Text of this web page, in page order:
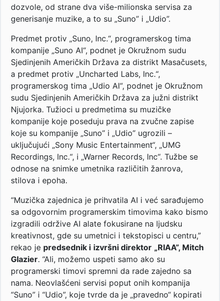
dozvole, od strane dva više-milionska servisa za
generisanje muzike, a to su „Suno” i „Udio”.
Predmet protiv „Suno, Inc.“, programerskog tima
kompanije „Suno AI“, podnet je Okružnom sudu
Sjedinjenih Američkih Država za distrikt Masačusets,
a predmet protiv „Uncharted Labs, Inc.“,
programerskog tima „Udio AI“, podnet je Okružnom
sudu Sjedinjenih Američkih Država za južni distrikt
Njujorka. Tužioci u predmetima su muzičke
kompanije koje poseduju prava na zvučne zapise
koje su kompanije „Suno” i „Udio” ugrozili –
uključujući „Sony Music Entertainment“, „UMG
Recordings, Inc.“, i „Warner Records, Inc“. Tužbe se
odnose na snimke umetnika različitih žanrova,
stilova i epoha.
“Muzička zajednica je prihvatila AI i već sarađujemo
sa odgovornim programerskim timovima kako bismo
izgradili održive AI alate fokusirane na ljudsku
kreativnost, gde su umetnici i tekstopisci u centru,”
rekao je predsednik i izvršni direktor „RIAA”, Mitch
Glazier. “Ali, možemo uspeti samo ako su
programerski timovi spremni da rade zajedno sa
nama. Neovlašćeni servisi poput onih kompanija
“Suno” i “Udio”, koje tvrde da je „pravedno“ kopirati